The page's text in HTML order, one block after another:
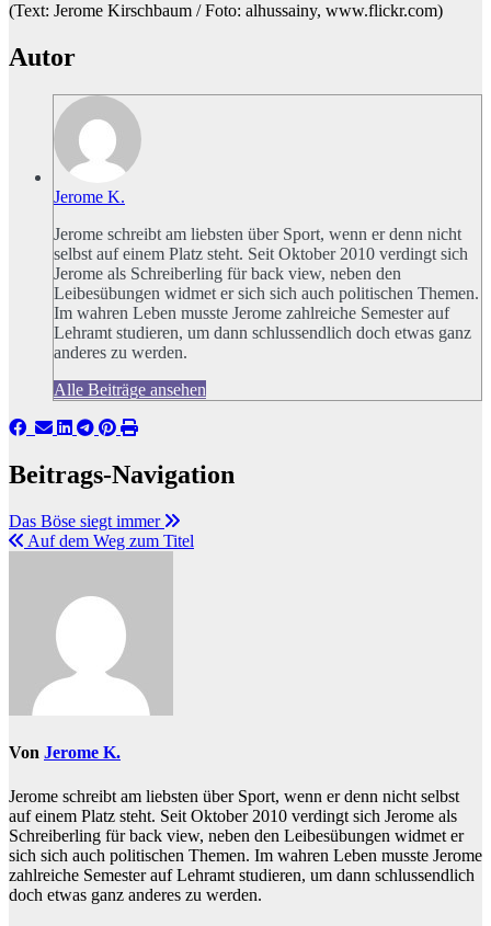
(Text: Jerome Kirschbaum / Foto: alhussainy, www.flickr.com)
Autor
Jerome K.
Jerome schreibt am liebsten über Sport, wenn er denn nicht
selbst auf einem Platz steht. Seit Oktober 2010 verdingt sich
Jerome als Schreiberling für back view, neben den
Leibesübungen widmet er sich sich auch politischen Themen.
Im wahren Leben musste Jerome zahlreiche Semester auf
Lehramt studieren, um dann schlussendlich doch etwas ganz
anderes zu werden.
Alle Beiträge ansehen
Beitrags-Navigation
Das Böse siegt immer
Auf dem Weg zum Titel
Von Jerome K.
Jerome schreibt am liebsten über Sport, wenn er denn nicht selbst
auf einem Platz steht. Seit Oktober 2010 verdingt sich Jerome als
Schreiberling für back view, neben den Leibesübungen widmet er
sich sich auch politischen Themen. Im wahren Leben musste Jerome
zahlreiche Semester auf Lehramt studieren, um dann schlussendlich
doch etwas ganz anderes zu werden.